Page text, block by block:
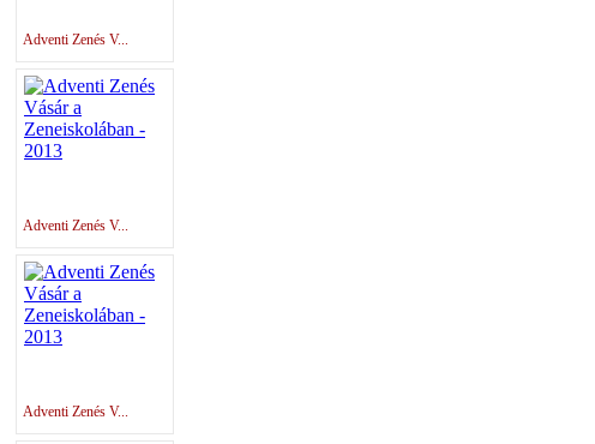
Adventi Zenés V...
Adventi Zenés V...
Adventi Zenés V...